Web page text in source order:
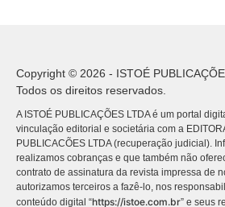
Copyright © 2026 - ISTOÉ
Todos os direitos reservados.
A ISTOÉ PUBLICAÇÕES LTDA é um portal
vinculação editorial e societária com a
PUBLICACÕES LTDA (recuperação judicial).
realizamos cobranças e que também não
contrato de assinatura da revista impressa de
autorizamos terceiros a fazê-lo, nos
conteúdo digital “https://istoe.com.br” e seus